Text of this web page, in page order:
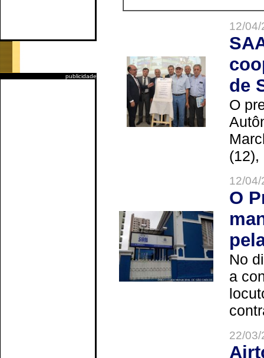
publicidade
12/
de
O
(12),
12/
O
No
a
22/